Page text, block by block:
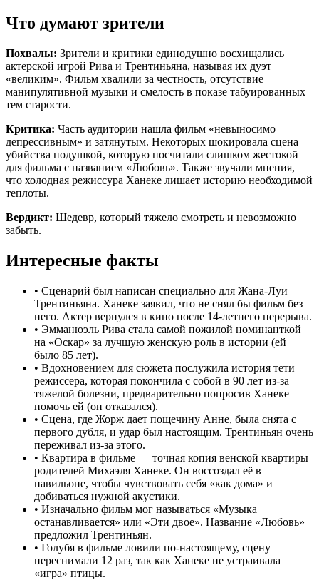
Что думают зрители
Похвалы: Зрители и критики единодушно восхищались
актерской игрой Рива и Трентиньяна, называя их дуэт
«великим». Фильм хвалили за честность, отсутствие
манипулятивной музыки и смелость в показе табуированных
тем старости.
Критика: Часть аудитории нашла фильм «невыносимо
депрессивным» и затянутым. Некоторых шокировала сцена
убийства подушкой, которую посчитали слишком жестокой
для фильма с названием «Любовь». Также звучали мнения,
что холодная режиссура Ханеке лишает историю необходимой
теплоты.
Вердикт: Шедевр, который тяжело смотреть и невозможно
забыть.
Интересные факты
• Сценарий был написан специально для Жана-Луи
Трентиньяна. Ханеке заявил, что не снял бы фильм без
него. Актер вернулся в кино после 14-летнего перерыва.
• Эмманюэль Рива стала самой пожилой номинанткой
на «Оскар» за лучшую женскую роль в истории (ей
было 85 лет).
• Вдохновением для сюжета послужила история тети
режиссера, которая покончила с собой в 90 лет из-за
тяжелой болезни, предварительно попросив Ханеке
помочь ей (он отказался).
• Сцена, где Жорж дает пощечину Анне, была снята с
первого дубля, и удар был настоящим. Трентиньян очень
переживал из-за этого.
• Квартира в фильме — точная копия венской квартиры
родителей Михаэля Ханеке. Он воссоздал её в
павильоне, чтобы чувствовать себя «как дома» и
добиваться нужной акустики.
• Изначально фильм мог называться «Музыка
останавливается» или «Эти двое». Название «Любовь»
предложил Трентиньян.
• Голубя в фильме ловили по-настоящему, сцену
переснимали 12 раз, так как Ханеке не устраивала
«игра» птицы.